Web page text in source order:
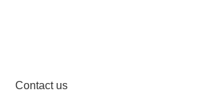
Contact us